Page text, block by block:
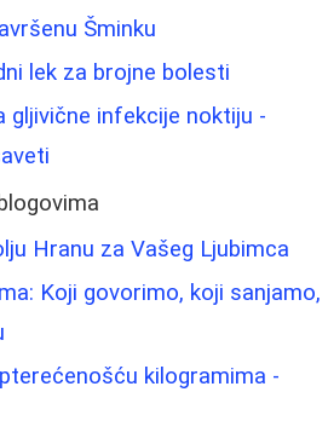
Šminku
lek za brojne bolesti
gljivične infekcije noktiju -
Hranu za Vašeg Ljubimca
Koji govorimo, koji sanjamo,
kilogramima -